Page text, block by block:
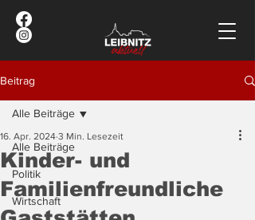
Beitrag
Alle Beiträge
Politik
Wirtschaft
Alle Beiträge
Kinder- und
Familienfreundliche
16. Apr. 2024 3 Min. Lesezeit